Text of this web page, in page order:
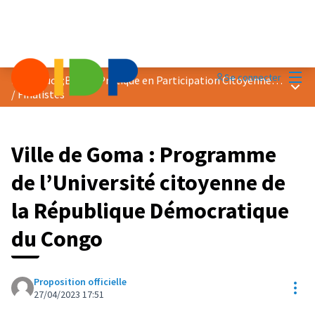
Se connecter
Prix &quot;Bonne Pratique en Participation Citoyenne&quot; 2023
/Finalistes
Ville de Goma : Programme
de l’Université citoyenne de
la République Démocratique
du Congo
Proposition officielle
27/04/2023 17:51